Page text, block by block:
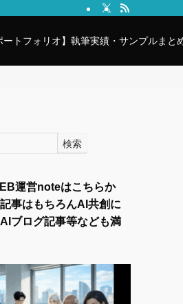
ートフォリオ】執筆実績・サンプルま
検索
運営noteはこちらか
事はもちろんAI共創に
ブログ記事等なども満